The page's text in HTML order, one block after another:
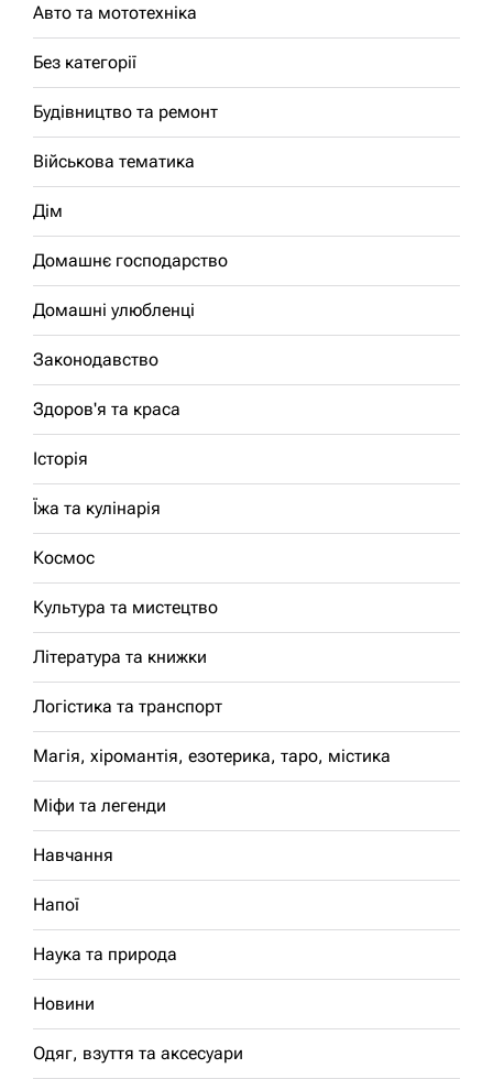
Авто та мототехніка
Без категорії
Будівництво та ремонт
Військова тематика
Дім
Домашнє господарство
Домашні улюбленці
Законодавство
Здоров'я та краса
Історія
Їжа та кулінарія
Космос
Культура та мистецтво
Література та книжки
Логістика та транспорт
Магія, хіромантія, езотерика, таро, містика
Міфи та легенди
Навчання
Напої
Наука та природа
Новини
Одяг, взуття та аксесуари